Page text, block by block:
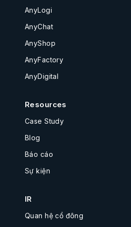
AnyLogi
AnyChat
AnyShop
AnyFactory
AnyDigital
Resources
Case Study
Blog
Báo cáo
Sự kiện
IR
Quan hệ cổ đông